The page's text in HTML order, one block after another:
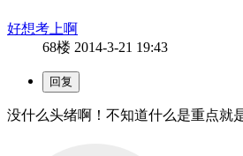
好想考上啊
68楼 2014-3-21 19:43
没什么头绪啊！不知道什么是重点就